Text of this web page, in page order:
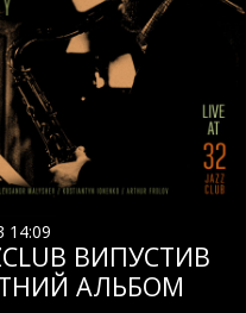
14:09
ВИПУСТИВ
АЛЬБОМ